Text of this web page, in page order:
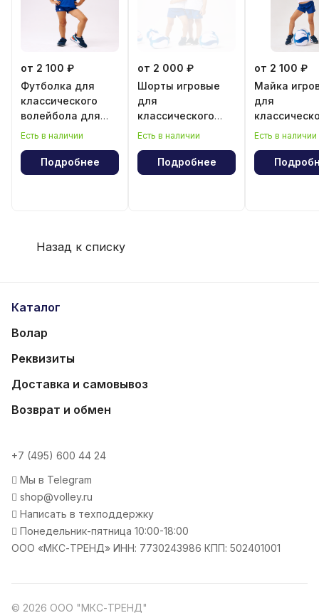
от 2 100 ₽
Футболка для
классического
волейбола для
девочки
Есть в наличии
Подробнее
от 2 000 ₽
Шорты игровые
для
классического
волейбола для
Есть в наличии
Подробнее
от 2 100 ₽
Майка
для
волейбола
Есть в наличии
Назад к списку
Каталог
Волар
Реквизиты
Доставка и самовывоз
Возврат и обмен
+7 (495) 600 44 24
Мы в Telegram
shop@volley.ru
Написать в техподдержку
Понедельник-пятница 10:00-18:00
ООО «МКС-ТРЕНД» ИНН: 7730243986 КПП: 502401001
© 2026 ООО "МКС-ТРЕНД"